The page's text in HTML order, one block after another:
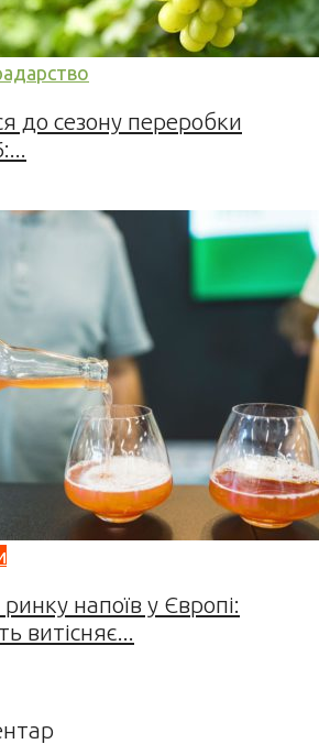
до сезону переробки
напоїв у Європі:
витісняє...